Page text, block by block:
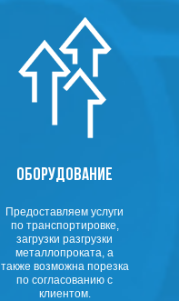
ОБОРУДОВАНИЕ
Предоставляем услуги
по транспортировке,
загрузки разгрузки
металлопроката, а
также возможна порезка
по согласованию с
клиентом.